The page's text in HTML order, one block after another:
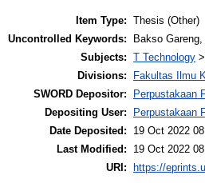
Item Type: Thesis (Other)
Uncontrolled Keywords:
Bakso
Subjects: T Technology >
Divisions:
Fakultas Ilmu
SWORD Depositor:
Perpustakaan
Depositing User:
Perpustakaan
Date Deposited:
19 Oct 2022
Last Modified:
19 Oct 2022
URI:
https://